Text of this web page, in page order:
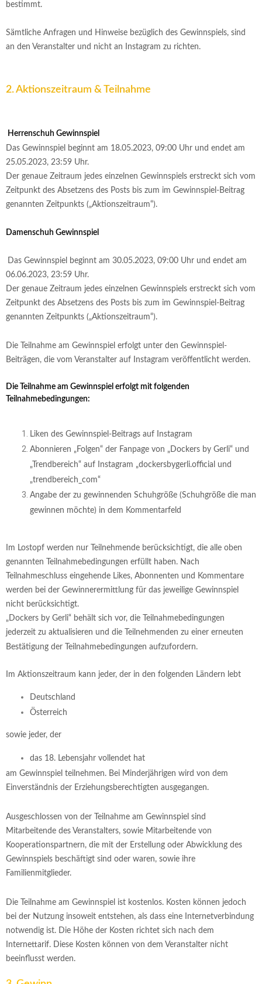
bestimmt.
Sämtliche Anfragen und Hinweise bezüglich des Gewinnspiels, sind
an den Veranstalter und nicht an Instagram zu richten.
2. Aktionszeitraum & Teilnahme
Herrenschuh Gewinnspiel
Das Gewinnspiel beginnt am 18.05.2023, 09:00 Uhr und endet am
25.05.2023, 23:59 Uhr.
Der genaue Zeitraum jedes einzelnen Gewinnspiels erstreckt sich vom
Zeitpunkt des Absetzens des Posts bis zum im Gewinnspiel-Beitrag
genannten Zeitpunkts („Aktionszeitraum“).
Damenschuh Gewinnspiel
Das Gewinnspiel beginnt am 30.05.2023, 09:00 Uhr und endet am
06.06.2023, 23:59 Uhr.
Der genaue Zeitraum jedes einzelnen Gewinnspiels erstreckt sich vom
Zeitpunkt des Absetzens des Posts bis zum im Gewinnspiel-Beitrag
genannten Zeitpunkts („Aktionszeitraum“).
Die Teilnahme am Gewinnspiel erfolgt unter den Gewinnspiel-
Beiträgen, die vom Veranstalter auf Instagram veröffentlicht werden.
Die Teilnahme am Gewinnspiel erfolgt mit folgenden
Teilnahmebedingungen:
Liken des Gewinnspiel-Beitrags auf Instagram
Abonnieren „Folgen“ der Fanpage von „Dockers by Gerli“ und
„Trendbereich“ auf Instagram „dockersbygerli.official und
„trendbereich_com“
Angabe der zu gewinnenden Schuhgröße (Schuhgröße die man
gewinnen möchte) in dem Kommentarfeld
Im Lostopf werden nur Teilnehmende berücksichtigt, die alle oben
genannten Teilnahmebedingungen erfüllt haben. Nach
Teilnahmeschluss eingehende Likes, Abonnenten und Kommentare
werden bei der Gewinnerermittlung für das jeweilige Gewinnspiel
nicht berücksichtigt.
„Dockers by Gerli“ behält sich vor, die Teilnahmebedingungen
jederzeit zu aktualisieren und die Teilnehmenden zu einer erneuten
Bestätigung der Teilnahmebedingungen aufzufordern.
Im Aktionszeitraum kann jeder, der in den folgenden Ländern lebt
Deutschland
Österreich
sowie jeder, der
das 18. Lebensjahr vollendet hat
am Gewinnspiel teilnehmen. Bei Minderjährigen wird von dem
Einverständnis der Erziehungsberechtigten ausgegangen.
Ausgeschlossen von der Teilnahme am Gewinnspiel sind
Mitarbeitende des Veranstalters, sowie Mitarbeitende von
Kooperationspartnern, die mit der Erstellung oder Abwicklung des
Gewinnspiels beschäftigt sind oder waren, sowie ihre
Familienmitglieder.
Die Teilnahme am Gewinnspiel ist kostenlos. Kosten können jedoch
bei der Nutzung insoweit entstehen, als dass eine Internetverbindung
notwendig ist. Die Höhe der Kosten richtet sich nach dem
Internettarif. Diese Kosten können von dem Veranstalter nicht
beeinflusst werden.